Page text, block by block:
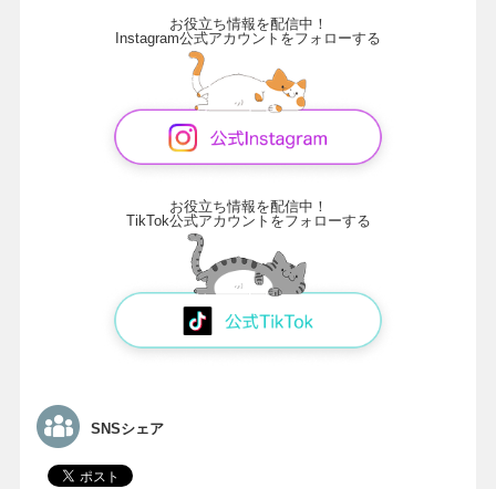
お役立ち情報を配信中！
Instagram公式アカウントをフォローする
お役立ち情報を配信中！
TikTok公式アカウントをフォローする
SNSシェア